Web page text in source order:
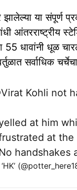
झालेल्या या संपूर्ण
आंतरराष्ट्रीय
धावांनी धूळ
सर्वाधिक
Kohli not
at him
at the
handshakes